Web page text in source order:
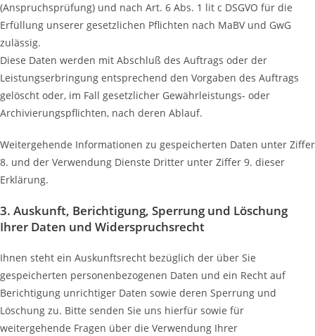
(Anspruchsprüfung) und nach Art. 6 Abs. 1 lit c DSGVO für die
Erfüllung unserer gesetzlichen Pflichten nach MaBV und GwG
zulässig.
Diese Daten werden mit Abschluß des Auftrags oder der
Leistungserbringung entsprechend den Vorgaben des Auftrags
gelöscht oder, im Fall gesetzlicher Gewährleistungs- oder
Archivierungspflichten, nach deren Ablauf.
Weitergehende Informationen zu gespeicherten Daten unter Ziffer
8. und der Verwendung Dienste Dritter unter Ziffer 9. dieser
Erklärung.
3. Auskunft, Berichtigung, Sperrung und Löschung
Ihrer Daten und Widerspruchsrecht
Ihnen steht ein Auskunftsrecht bezüglich der über Sie
gespeicherten personenbezogenen Daten und ein Recht auf
Berichtigung unrichtiger Daten sowie deren Sperrung und
Löschung zu. Bitte senden Sie uns hierfür sowie für
weitergehende Fragen über die Verwendung Ihrer